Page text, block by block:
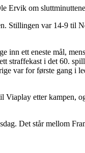
Ervik om
Stillingen var 14-9 til
inn ett eneste mål,
straffekast i det 60.
var for første gang i
etter kampen,
Det står mellom